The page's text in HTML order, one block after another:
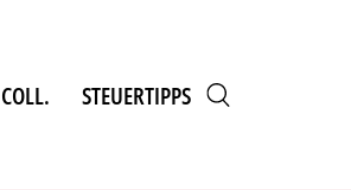
STEUERTIPPS